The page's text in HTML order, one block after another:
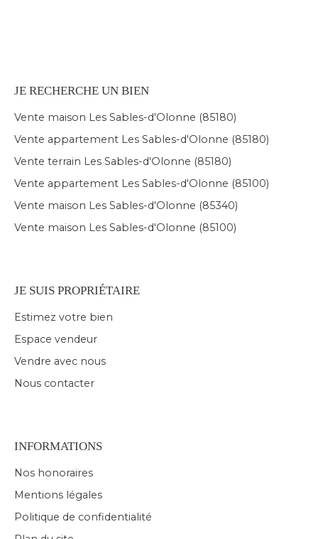
JE RECHERCHE UN BIEN
Vente maison Les Sables-d'Olonne (85180)
Vente appartement Les Sables-d'Olonne (85180)
Vente terrain Les Sables-d'Olonne (85180)
Vente appartement Les Sables-d'Olonne (85100)
Vente maison Les Sables-d'Olonne (85340)
Vente maison Les Sables-d'Olonne (85100)
JE SUIS PROPRIÉTAIRE
Estimez votre bien
Espace vendeur
Vendre avec nous
Nous contacter
INFORMATIONS
Nos honoraires
Mentions légales
Politique de confidentialité